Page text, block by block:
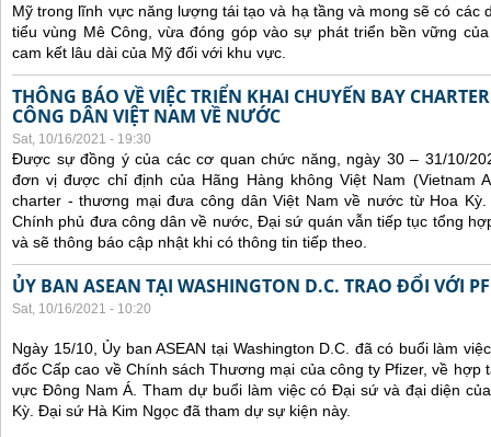
Mỹ trong lĩnh vực năng lượng tái tạo và hạ tầng và mong sẽ có các
tiểu vùng Mê Công, vừa đóng góp vào sự phát triển bền vững
cam kết lâu dài của Mỹ đối với khu vực.
THÔNG BÁO VỀ VIỆC TRIỂN KHAI CHUYẾN BAY
CÔNG DÂN VIỆT NAM VỀ NƯỚC
Sat, 10/16/2021 - 19:30
Được sự đồng ý của các cơ quan chức năng, ngày 30 – 31/10/
đơn vị được chỉ định của Hãng Hàng không Việt Nam (Vietnam
charter - thương mại đưa công dân Việt Nam về nước từ Hoa
Chính phủ đưa công dân về nước, Đại sứ quán vẫn tiếp tục tổng
và sẽ thông báo cập nhật khi có thông tin tiếp theo.
ỦY BAN ASEAN TẠI WASHINGTON D.C. TRAO ĐỔI VỚI
Sat, 10/16/2021 - 10:20
Ngày 15/10, Ủy ban ASEAN tại Washington D.C. đã có buổi làm
đốc Cấp cao về Chính sách Thương mại của công ty Pfizer, về hợp
vực Đông Nam Á. Tham dự buổi làm việc có Đại sứ và đại diện
Kỳ. Đại sứ Hà Kim Ngọc đã tham dự sự kiện này.